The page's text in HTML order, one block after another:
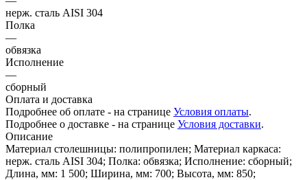
нерж. сталь AISI 304
Полка
—
обвязка
Исполнение
—
сборный
Оплата и доставка
Подробнее об оплате - на странице Условия оплаты.
Подробнее о доставке - на странице Условия доставки.
Описание
Материал столешницы: полипропилен; Материал каркаса:
нерж. сталь AISI 304; Полка: обвязка; Исполнение: сборный;
Длина, мм: 1 500; Ширина, мм: 700; Высота, мм: 850;